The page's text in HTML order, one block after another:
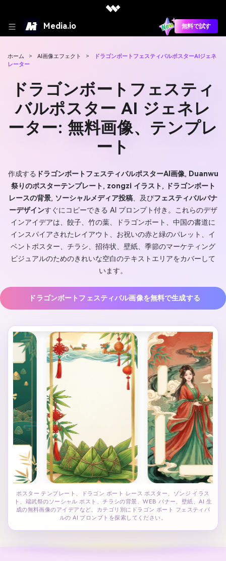
Media.io 無料で試す
ホーム > AI画像エフェクト >
ドラゴンボートフェスティバルポスターAIジェネ
レーター
ドラゴンボートフェスティ
バルポスター AI ジェネレ
ーター: 無料画像、テンプレ
ート
作成する ドラゴンボートフェスティバルポスターAI画像, Duanwu
祭りのポスターテンプレート, zongzi イラスト, ドラゴンボート
レースの背景, ソーシャルメディア投稿、及びフェスティバルバナ
ーデザインすぐにコピーできる AI プロンプト付き。これらのデザ
インアイデアは、餃子、竹の葉、ドラゴンボート、中国の書道に
インスパイアされたレイアウト、お祝いの赤と緑のパレット、イ
ベントポスター、チラシ、招待状、壁紙、季節のマーケティング
ビジュアルのためのきれいな空白のテキストエリアをカバーして
います。
ドラゴンボートフェスティバル画像を無料で生成する
ポスター テンプレート、ドラゴン ボート レース ポスター、ゾンジ イラス
ト、端武祭のソーシャル ポスト、チラシの背景、WEB バナー、壁紙、AI 生
成の無料画像のアイデアなど、カテゴリ別にドラゴン ボート フェスティバ
ルの AI プロンプトを探索してください。